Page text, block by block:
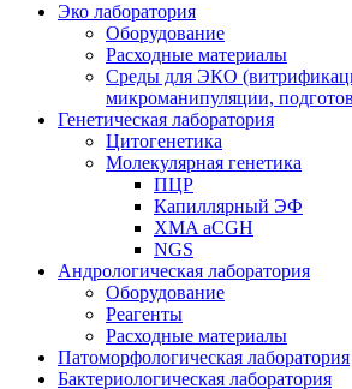
Эко лаборатория
Оборудование
Расходные материалы
Среды для ЭКО
микроманипуляции,
Генетическая лаборатория
Цитогенетика
Молекулярная генетика
ПЦР
Капиллярный ЭФ
XMA aCGH
NGS
Андрологическая лаборатория
Оборудование
Реагенты
Расходные материалы
Патоморфологическая лаборатория
Бактериологическая лаборатория